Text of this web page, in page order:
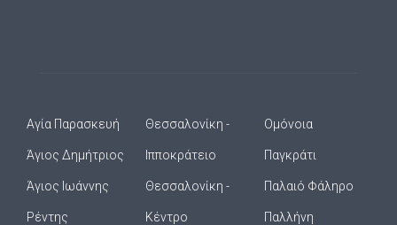
Αγία Παρασκευή
Άγιος Δημήτριος
Άγιος Ιωάννης
Ρέντης
Θεσσαλονίκη -
Ιπποκράτειο
Θεσσαλονίκη -
Κέντρο
Ομόνοια
Παγκράτι
Παλαιό Φάληρο
Παλλήνη